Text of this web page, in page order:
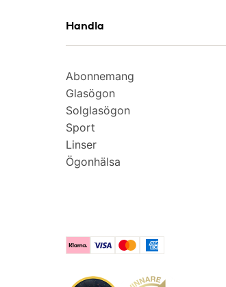
Handla
Abonnemang
Glasögon
Solglasögon
Sport
Linser
Ögonhälsa
KlarnaVisa MastercardAmerican Express